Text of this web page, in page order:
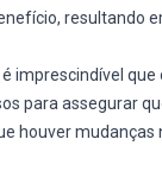
resultando
imprescindível
para assegurar
houver mudanças